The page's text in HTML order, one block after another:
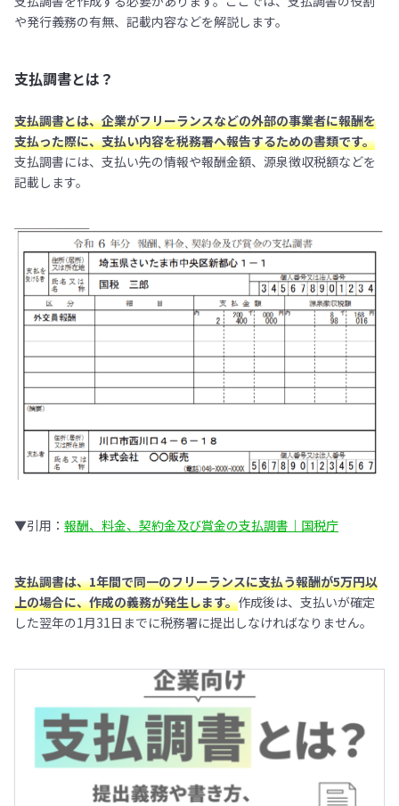
や発行義務の有無、記載内容などを解説します。
支払調書とは？
支払調書とは、企業がフリーランスなどの外部の事業者に報酬を
支払った際に、支払い内容を税務署へ報告するための書類です。
支払調書には、支払い先の情報や報酬金額、源泉徴収税額などを
記載します。
▼引用： 報酬、料金、契約金及び賞金の支払調書｜国税庁
支払調書は、1年間で同一のフリーランスに支払う報酬が5万円以
上の場合に、作成の義務が発生します。作成後は、支払いが確定
した翌年の1月31日までに税務署に提出しなければなりません。